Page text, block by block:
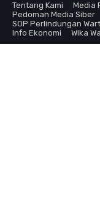
Tentang Kami
Media
Pedoman Media Siber
SOP Perlindungan
Info Ekonomi
Wika